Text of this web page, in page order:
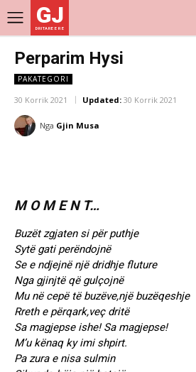
GJ
DRITARE E RE
Perparim Hysi
PAKATEGORI
30 Korrik 2021 Updated: 30 Korrik 2021
Nga Gjin Musa
M O M E N T…
Buzët zgjaten si për puthje
Sytë gati perëndojnë
Se e ndjejnë një dridhje fluture
Nga gjinjtë që gulçojnë
Mu në cepë të buzëve,një buzëqeshje
Rreth e përqark,veç dritë
Sa magjepse ishe! Sa magjepse!
M’u kënaq ky imi shpirt.
Pa zura e nisa sulmin